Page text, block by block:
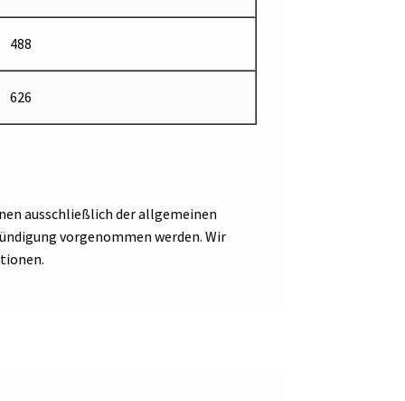
488
626
ausschließlich der allgemeinen
vorgenommen werden. Wir